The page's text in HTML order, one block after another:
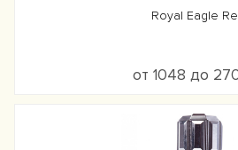
Royal Eagle
от 1048 до